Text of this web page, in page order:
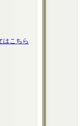
はこちら